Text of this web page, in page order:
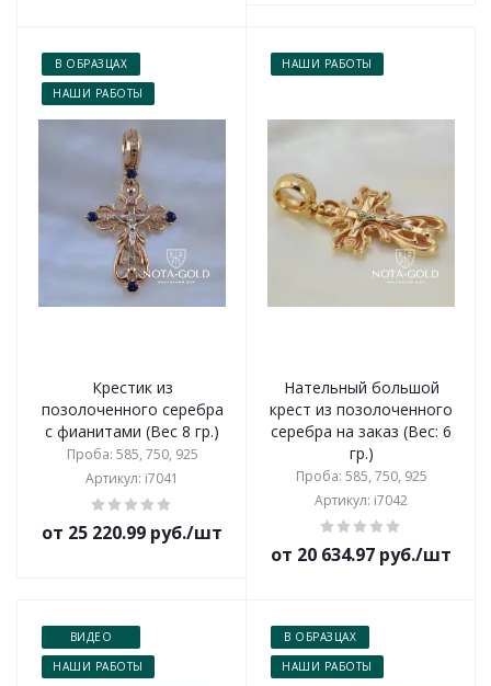
В ОБРАЗЦАХ
НАШИ РАБОТЫ
Крестик из
позолоченного серебра
с фианитами (Вес 8 гр.)
Проба: 585, 750, 925
Артикул: i7041
от 25 220.99 руб./шт
НАШИ РАБОТЫ
Нательный большой
крест из позолоченного
серебра на заказ (Вес: 6
гр.)
Проба: 585, 750, 925
Артикул: i7042
от 20 634.97 руб./шт
ВИДЕО
НАШИ РАБОТЫ
В ОБРАЗЦАХ
НАШИ РАБОТЫ